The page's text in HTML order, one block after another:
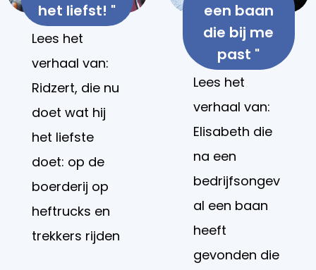
het liefst! "
Lees het
verhaal van:
Ridzert, die nu
doet wat hij
het liefste
doet: op de
boerderij op
heftrucks en
trekkers rijden
een baan
die bij me
past "
Lees het
verhaal van:
Elisabeth die
na een
bedrijfsongev
al een baan
heeft
gevonden die